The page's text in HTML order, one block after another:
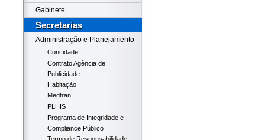
Gabinete
Secretarias
Administração e Planejamento
Concidade
Contrato Agência de
Publicidade
Habitação
Medtran
PLHIS
Programa de Integridade e
Compliance Público